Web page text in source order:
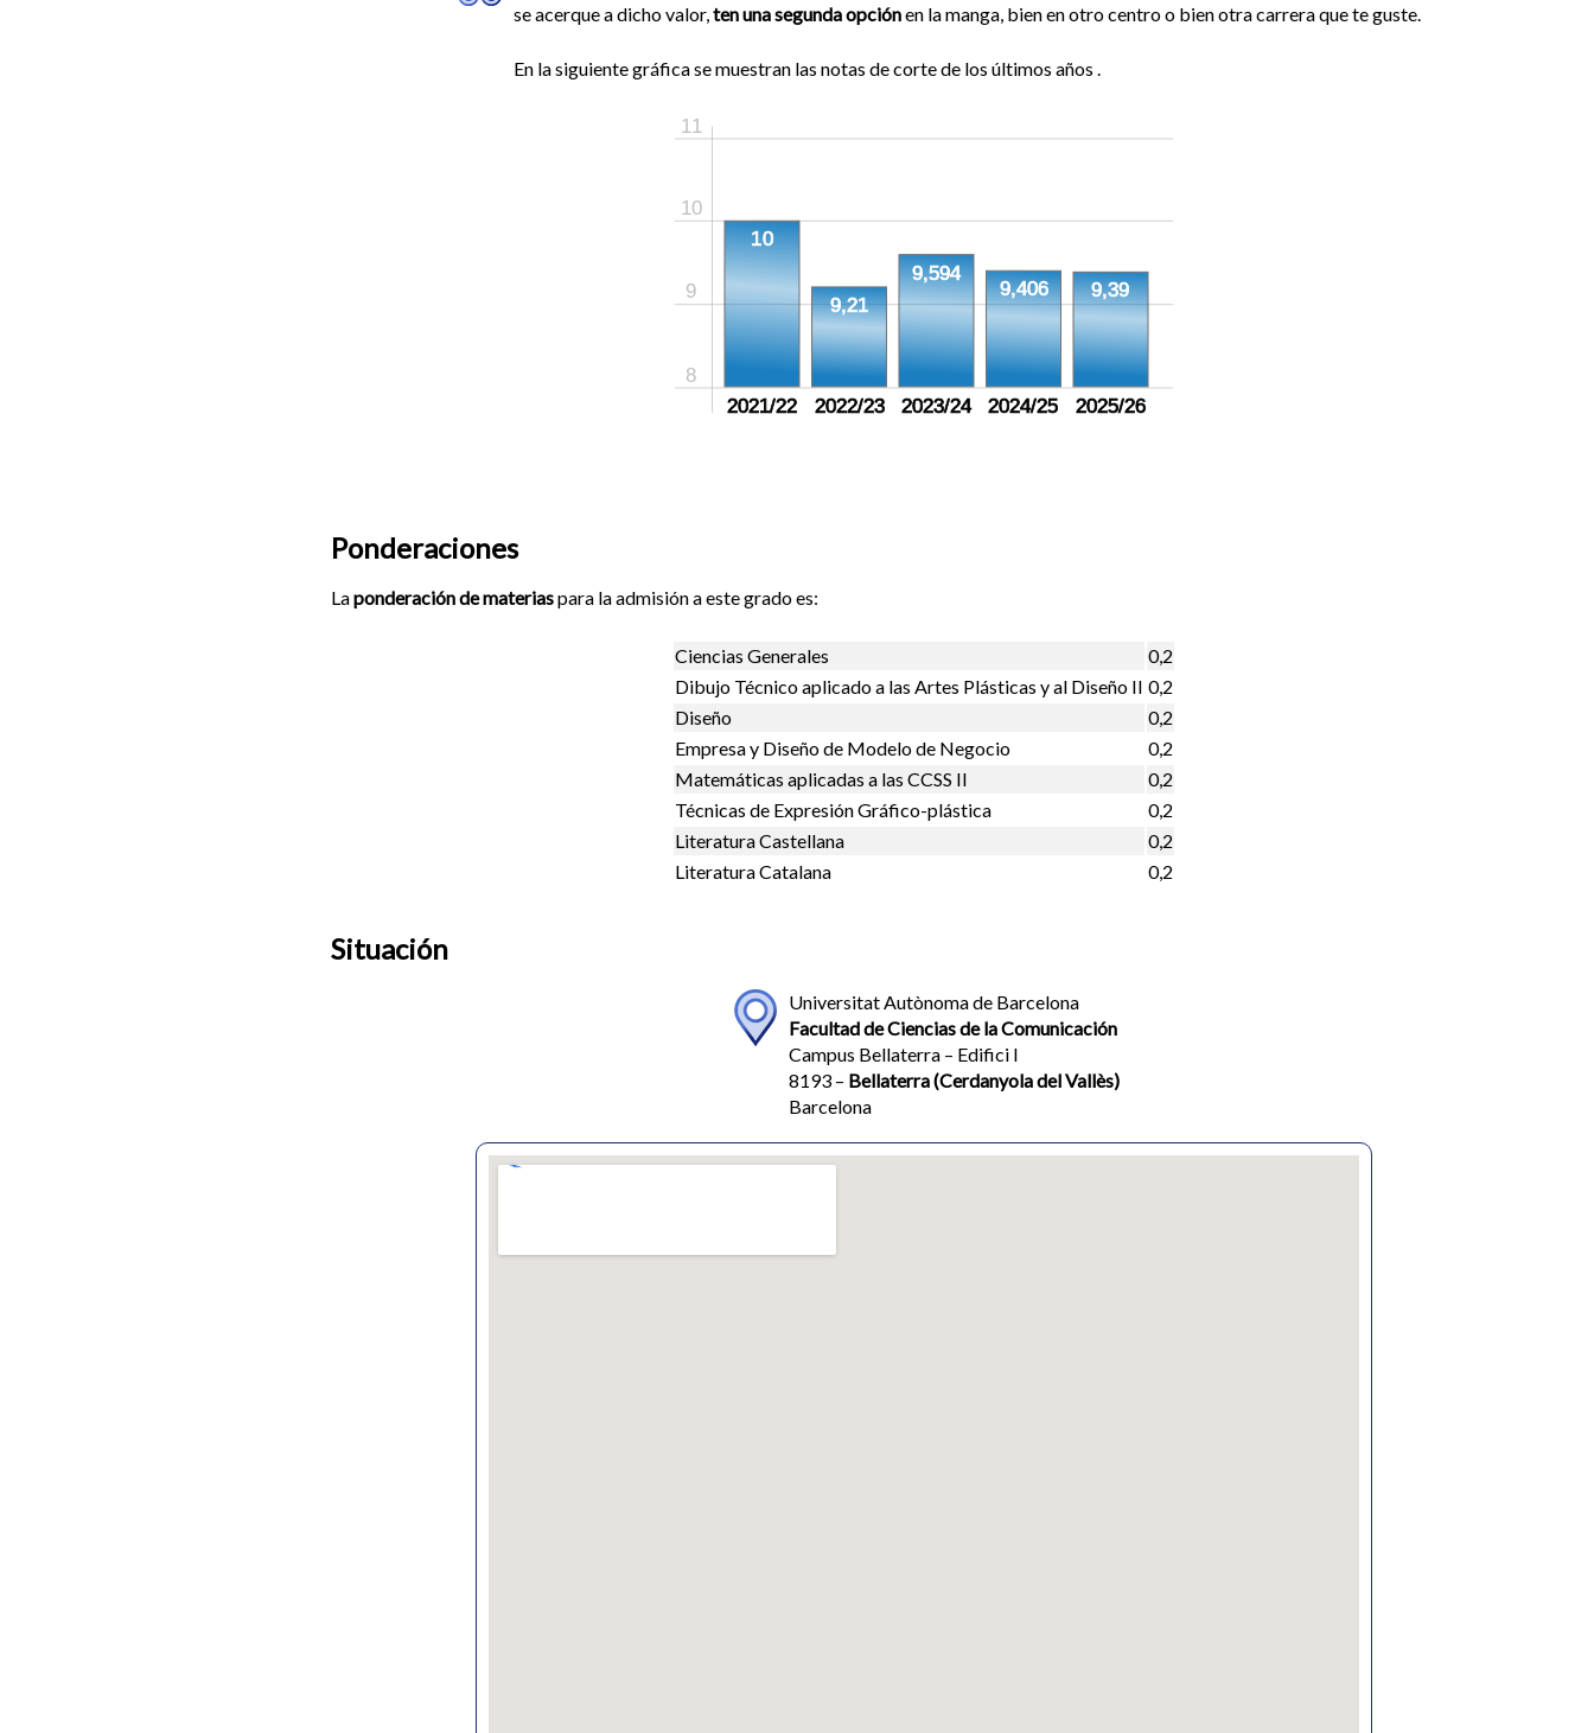
se acerque a dicho valor, ten una segunda opciónen la manga, bien en otro centro o bien otra carrera que te guste.
En la siguiente gráfica se muestran las notas de corte de los últimos años .
11
8
9
10
10
9,21
9,594
9,406 9,39
2021/22 2022/23 2023/24 2024/25 2025/26
Ponderaciones
Laponderación de materiaspara la admisión a este grado es:
Ciencias Generales
0,2
Dibujo Técnico aplicado a las Artes Plásticas y al Diseño II 0,2
Diseño
0,2
Empresa y Diseño de Modelo de Negocio
0,2
Matemáticas aplicadas a las CCSS II
0,2
Técnicas de Expresión Gráfico-plástica
0,2
Literatura Castellana
0,2
Literatura Catalana
0,2
Situación
Universitat Autònoma de Barcelona
Facultad de Ciencias de la Comunicación
Campus Bellaterra – Edifici I
8193 – Bellaterra (Cerdanyola del Vallès)
Barcelona